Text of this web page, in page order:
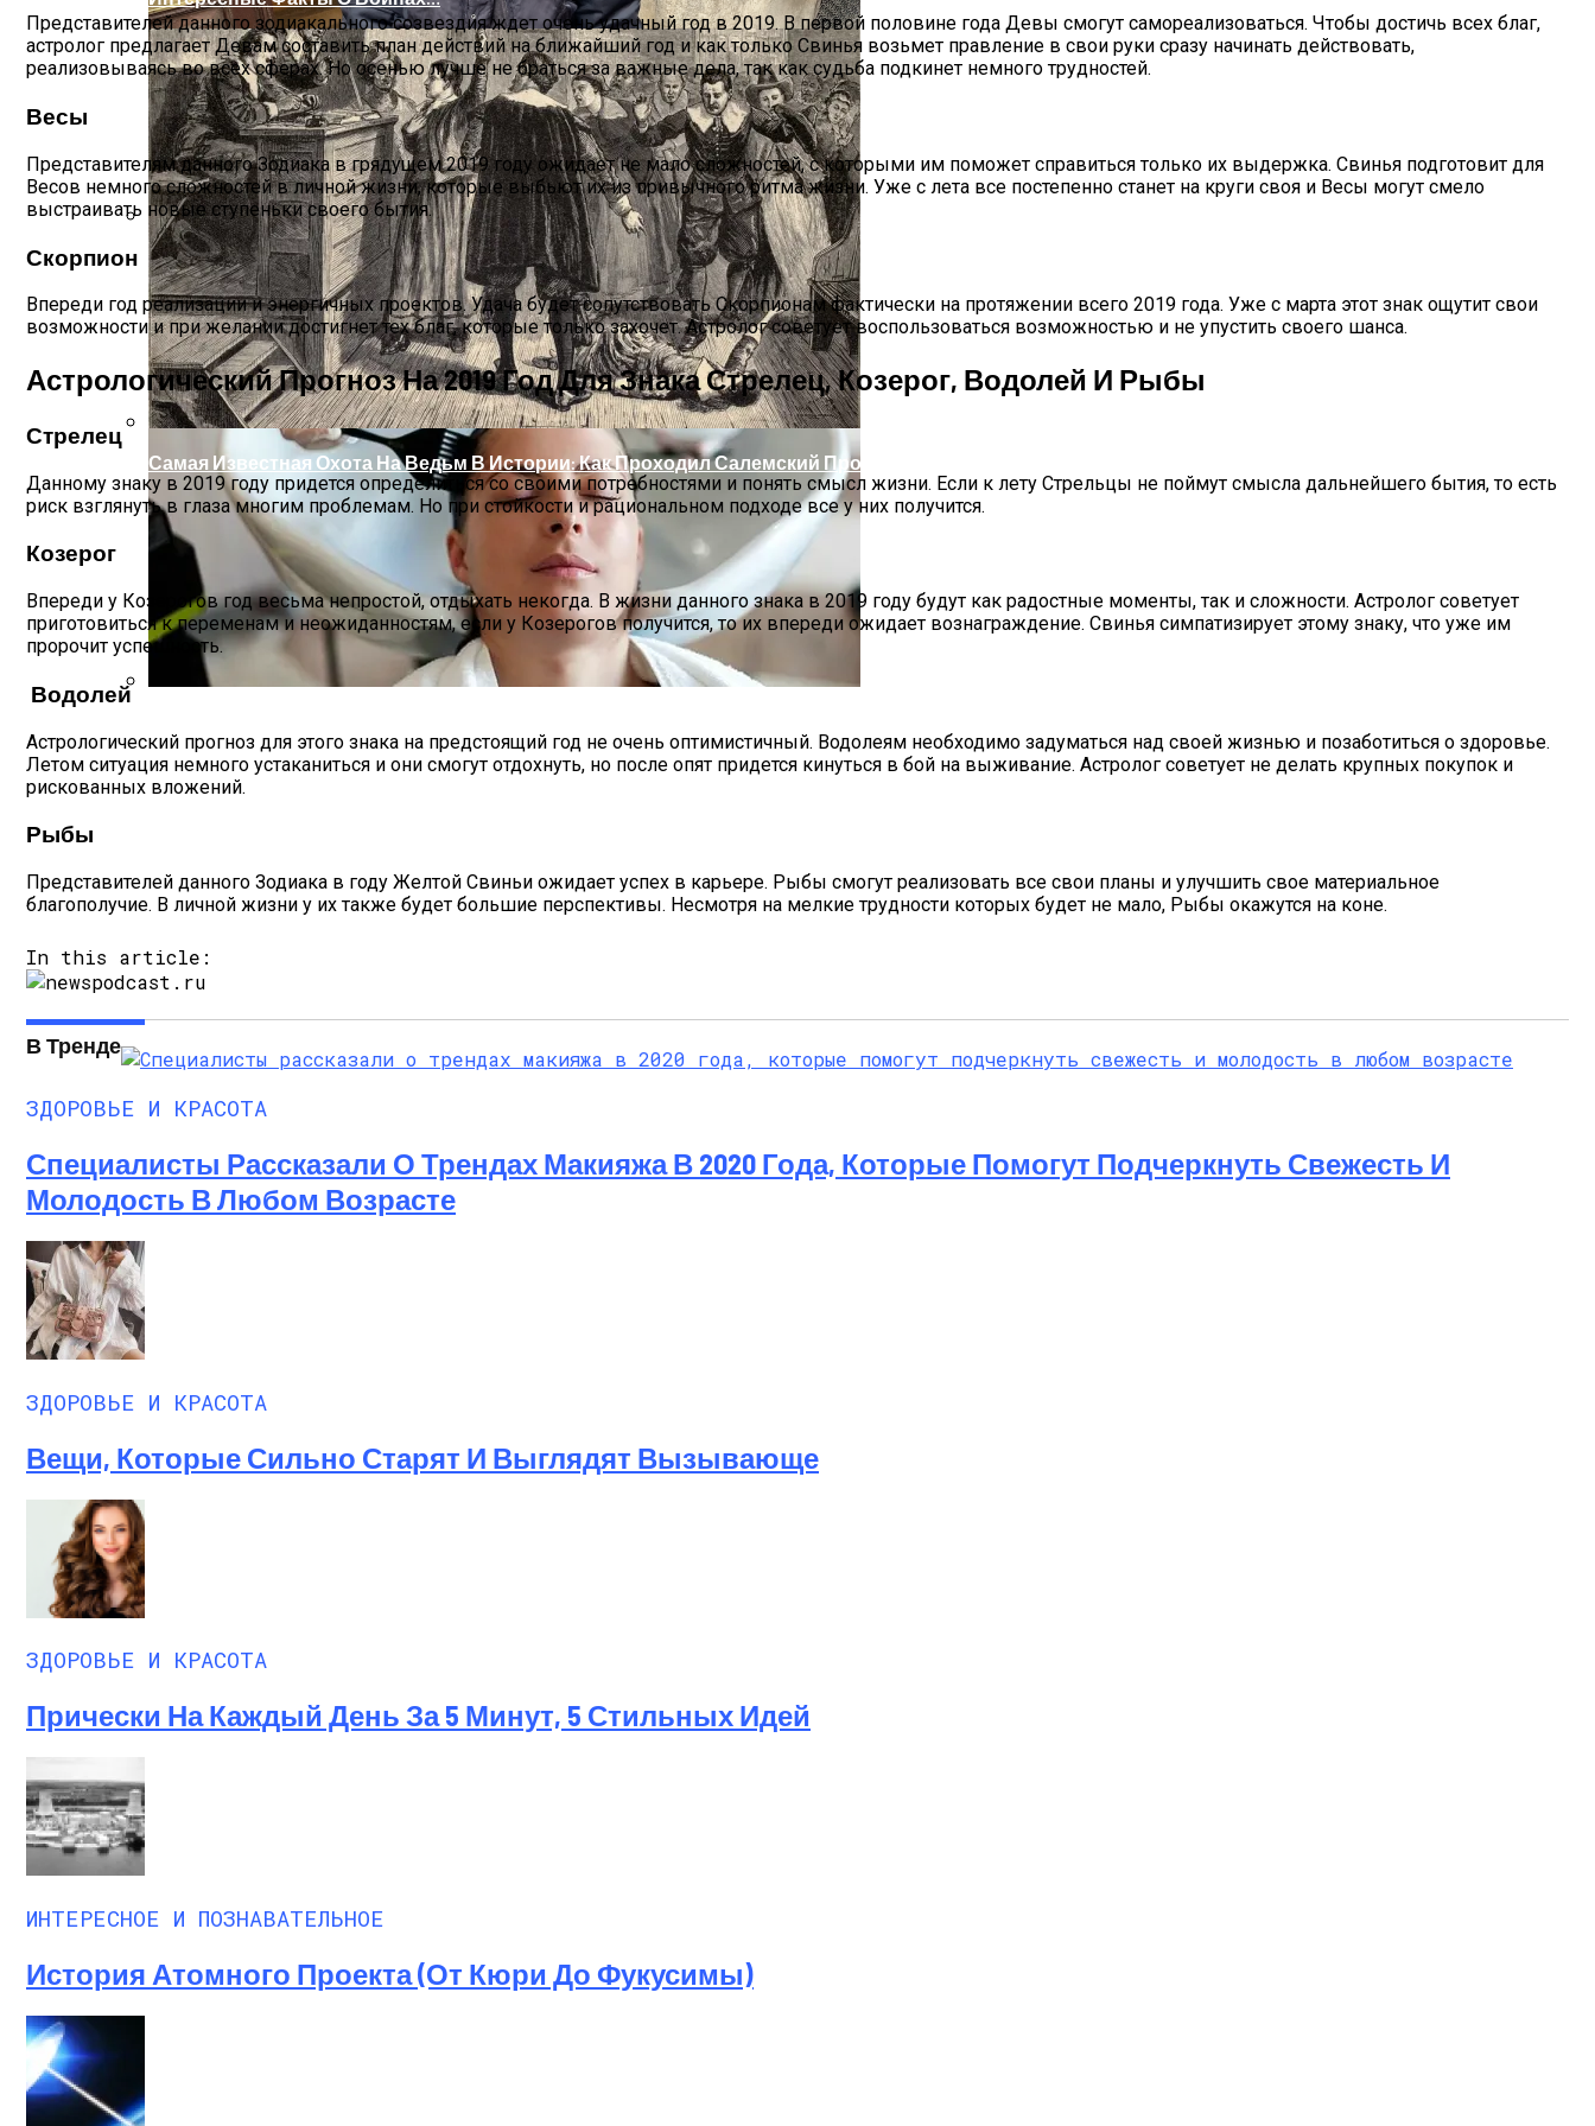
Женская Зимняя Обувь: 5 Стильных Моделей, За Которыми Выстраиваются В Очереди
Самая Известная Охота На Ведьм В Истории: Как Проходил Салемский Процесс
Представителей данного зодиакального созвездия ждет очень удачный год в 2019. В первой половине года Девы смогут самореализоваться. Чтобы достичь всех благ,
астролог предлагает Девам составить план действий на ближайший год и как только Свинья возьмет правление в свои руки сразу начинать действовать,
реализовываясь во всех сферах. Но осенью лучше не браться за важные дела, так как судьба подкинет немного трудностей.
Весы
Представителям данного Зодиака в грядущем 2019 году ожидает не мало сложностей, с которыми им поможет справиться только их выдержка. Свинья подготовит для
Весов немного сложностей в личной жизни, которые выбьют их из привычного ритма жизни. Уже с лета все постепенно станет на круги своя и Весы могут смело
выстраивать новые ступеньки своего бытия.
Скорпион
Впереди год реализации и энергичных проектов. Удача будет сопутствовать Скорпионам фактически на протяжении всего 2019 года. Уже с марта этот знак ощутит свои
возможности и при желании достигнет тех благ, которые только захочет. Астролог советует воспользоваться возможностью и не упустить своего шанса.
Астрологический Прогноз На 2019 Год Для Знака Стрелец, Козерог, Водолей И Рыбы
Стрелец
Данному знаку в 2019 году придется определиться со своими потребностями и понять смысл жизни. Если к лету Стрельцы не поймут смысла дальнейшего бытия, то есть
риск взглянуть в глаза многим проблемам. Но при стойкости и рациональном подходе все у них получится.
Козерог
Впереди у Козерогов год весьма непростой, отдыхать некогда. В жизни данного знака в 2019 году будут как радостные моменты, так и сложности. Астролог советует
приготовиться к переменам и неожиданностям, если у Козерогов получится, то их впереди ожидает вознаграждение. Свинья симпатизирует этому знаку, что уже им
пророчит успешность.
Водолей
Астрологический прогноз для этого знака на предстоящий год не очень оптимистичный. Водолеям необходимо задуматься над своей жизнью и позаботиться о здоровье.
Летом ситуация немного устаканиться и они смогут отдохнуть, но после опят придется кинуться в бой на выживание. Астролог советует не делать крупных покупок и
рискованных вложений.
Рыбы
Представителей данного Зодиака в году Желтой Свиньи ожидает успех в карьере. Рыбы смогут реализовать все свои планы и улучшить свое материальное
благополучие. В личной жизни у их также будет большие перспективы. Несмотря на мелкие трудности которых будет не мало, Рыбы окажутся на коне.
In this article:
В Тренде
ЗДОРОВЬЕ И КРАСОТА
Специалисты Рассказали О Трендах Макияжа В 2020 Года, Которые Помогут Подчеркнуть Свежесть И
Молодость В Любом Возрасте
ЗДОРОВЬЕ И КРАСОТА
Вещи, Которые Сильно Старят И Выглядят Вызывающе
ЗДОРОВЬЕ И КРАСОТА
Прически На Каждый День За 5 Минут, 5 Стильных Идей
ИНТЕРЕСНОЕ И ПОЗНАВАТЕЛЬНОЕ
История Атомного Проекта (от Кюри До Фукусимы)